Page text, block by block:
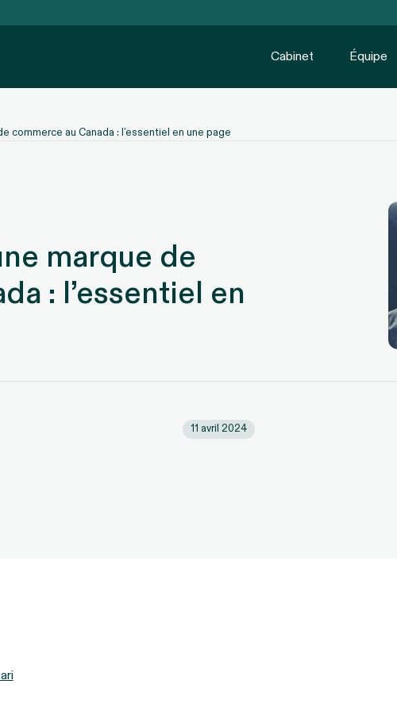
Cabinet Équipe
commerce au Canada : l’essentiel en une page
marque de
: l’essentiel en
11 avril 2024